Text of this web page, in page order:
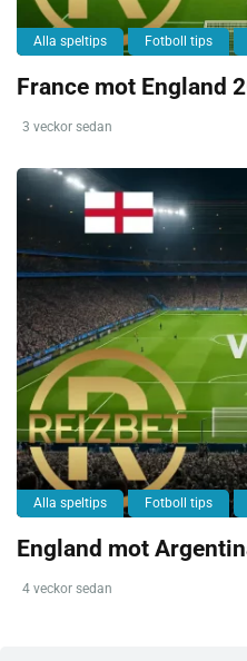
Alla speltips Fotboll tips
France mot England
3 veckor sedan
Alla speltips Fotboll tips
England mot
4 veckor sedan